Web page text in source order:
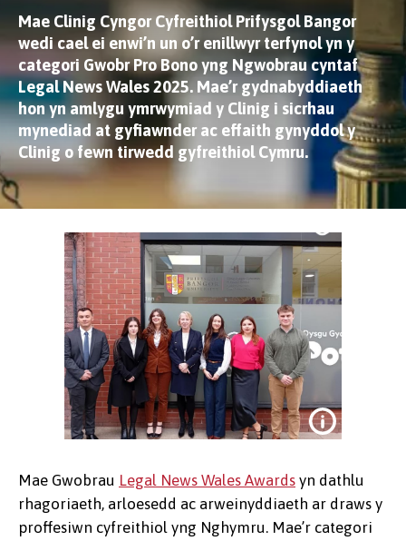
Mae Clinig Cyngor Cyfreithiol Prifysgol Bangor
wedi cael ei enwi’n un o’r enillwyr terfynol yn y
categori Gwobr Pro Bono yng Ngwobrau cyntaf
Legal News Wales 2025. Mae’r gydnabyddiaeth
hon yn amlygu ymrwymiad y Clinig i sicrhau
mynediad at gyfiawnder ac effaith gynyddol y
Clinig o fewn tirwedd gyfreithiol Cymru.
Mae Gwobrau Legal News Wales Awards yn dathlu
rhagoriaeth, arloesedd ac arweinyddiaeth ar draws y
proffesiwn cyfreithiol yng Nghymru. Mae’r categori